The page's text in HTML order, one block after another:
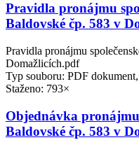
Pravidla pronájmu
Baldovské čp. 583 v
Pravidla pronájmu
Domažlicích.pdf
Typ souboru: PDF
Staženo: 793×
Objednávka pronájmu
Baldovské čp. 583 v